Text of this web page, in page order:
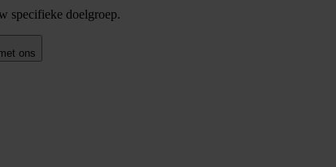
specifieke doelgroep.
ons